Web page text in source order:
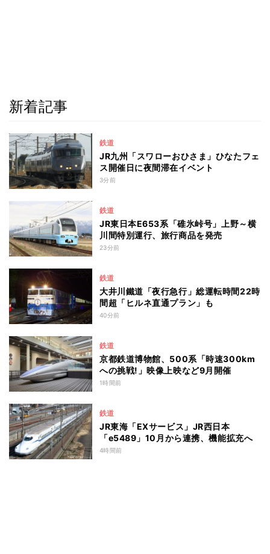
新着記事
鉄道
JR九州「スワローおひさま」ひなたフェ
ス開催日に夜間滞在イベント
3分前
鉄道
JR東日本E653系「碓氷峠号」上野～横
川間特別運行、旅行商品を発売
23分前
鉄道
大井川鐵道「夜行急行」総運転時間22時
間超「ヒルネ直通プラン」も
40分前
鉄道
京都鉄道博物館、500系「時速300km
への挑戦!」映像上映など9月開催
1時間前
鉄道
JR東海「EXサービス」JR西日本
「e5489」10月から連携、機能拡充へ
4時間前